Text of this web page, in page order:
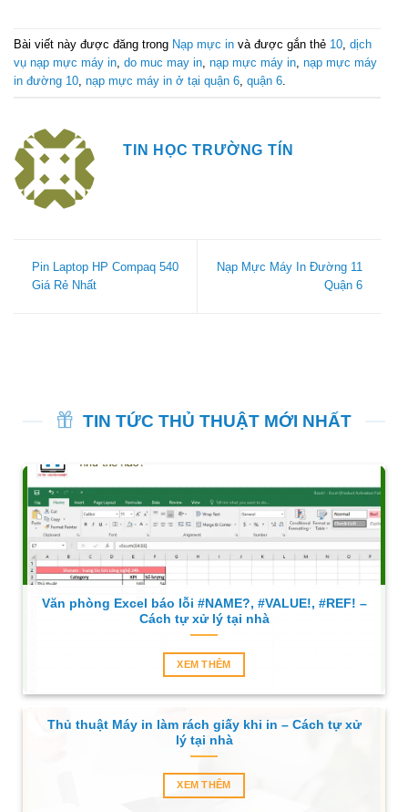
Bài viết này được đăng trong Nạp mực in và được gắn thẻ 10 dịch
vụ nạp mực máy in do muc may in nạp mực máy in nạp mực máy
in đường 10 nạp mực máy in ở tại quận 6 quận 6
TIN HỌC TRƯỜNG TÍN
Pin Laptop HP Compaq 540
Giá Rẻ Nhất
Nạp Mực Máy In Đường 11
Quận 6
TIN TỨC THỦ THUẬT MỚI NHẤT
Văn phòng Excel báo lỗi #NAME?, #VALUE!, #REF! –
Cách tự xử lý tại nhà
XEM THÊM
Thủ thuật Máy in làm rách giấy khi in – Cách tự xử
lý tại nhà
XEM THÊM